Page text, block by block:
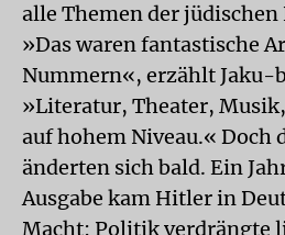
alle Themen der
»Das waren fantastische
Nummern«, erzählt Jaku-
»Literatur, Theater,
auf hohem Niveau.« Doch
änderten sich bald. Ein
Ausgabe kam Hitler in
Macht: Politik verdrängte